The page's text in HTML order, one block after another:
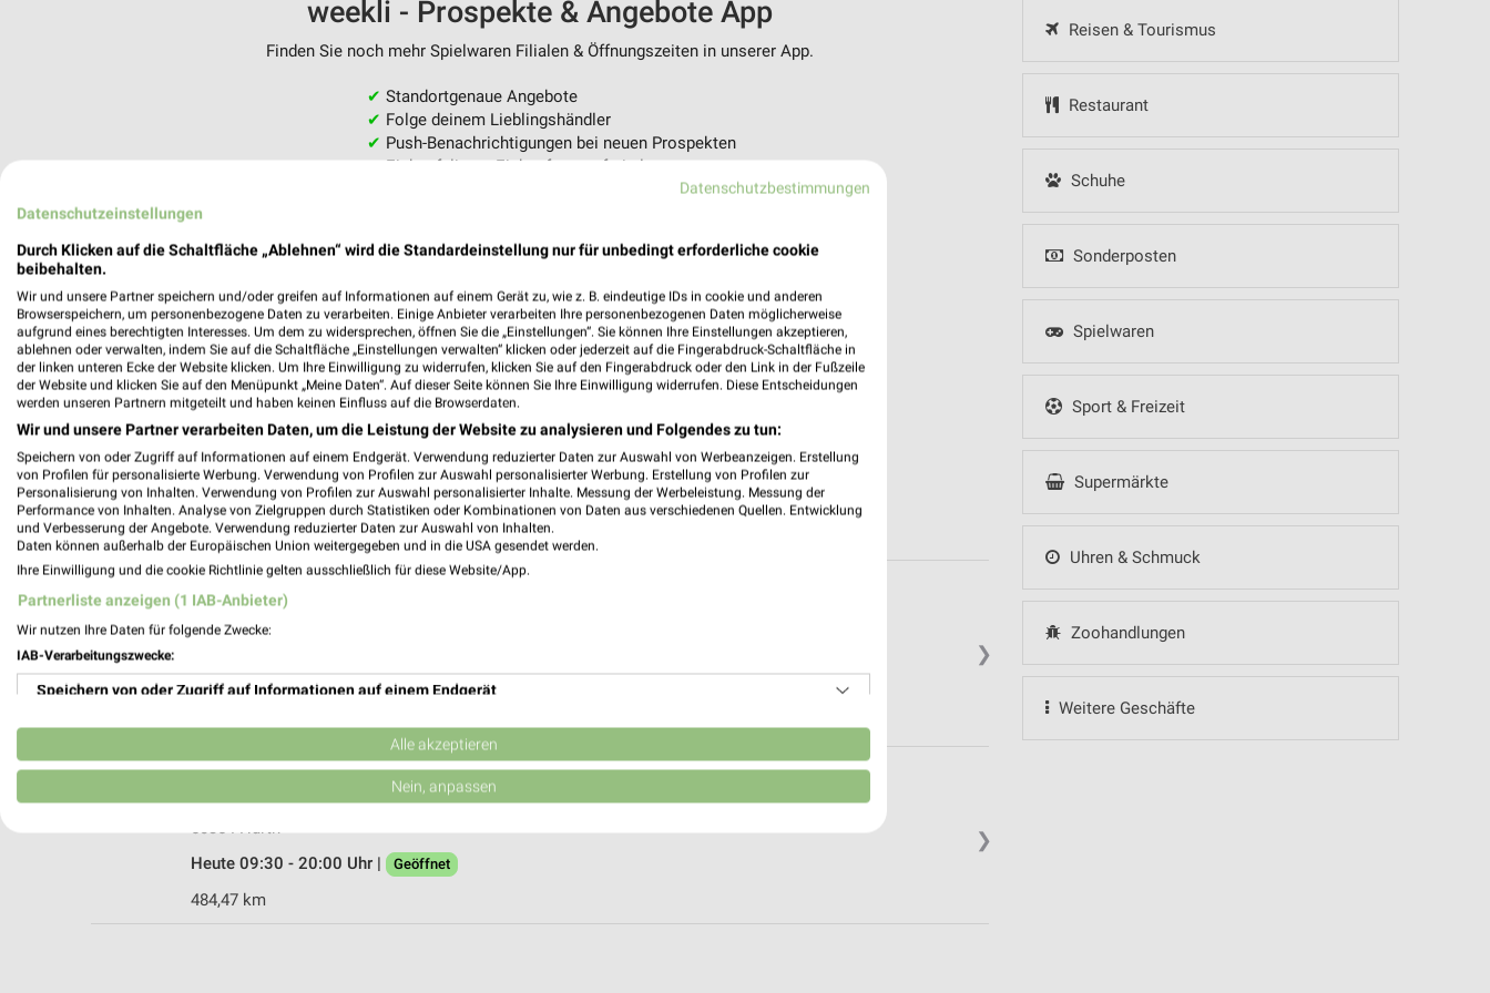
Reisen & Tourismus
Restaurant
Schuhe
Sonderposten
Spielwaren
Sport & Freizeit
Supermärkte
Uhren & Schmuck
Zoohandlungen
Weitere Geschäfte
weekli - Prospekte & Angebote App
Finden Sie noch mehr Spielwaren Filialen & Öffnungszeiten in unserer App.
✔ Standortgenaue Angebote
✔ Folge deinem Lieblingshändler
✔ Push-Benachrichtigungen bei neuen Prospekten
✔Einkaufsliste - Einkauf stressfrei planen
❯
Ernsting's family Köln
50858 Köln
Heute 09:30 - 20:00 Uhr | Geöffnet
❯
Hürth Park L022c 1
50354 Hürth
Heute 09:30 - 20:00 Uhr |
Geöffnet
484,47 km
Datenschutzbestimmungen
Datenschutzeinstellungen
Durch Klicken auf die Schaltfläche „Ablehnen“ wird die Standardeinstellung nur für unbedingt erforderliche cookie
beibehalten.
Wir und unsere Partner speichern und/oder greifen auf Informationen auf einem Gerät zu, wie z. B. eindeutige IDs in cookie und anderen
Browserspeichern, um personenbezogene Daten zu verarbeiten. Einige Anbieter verarbeiten Ihre personenbezogenen Daten möglicherweise
aufgrund eines berechtigten Interesses. Um dem zu widersprechen, öffnen Sie die „Einstellungen“. Sie können Ihre Einstellungen akzeptieren,
ablehnen oder verwalten, indem Sie auf die Schaltfläche „Einstellungen verwalten“ klicken oder jederzeit auf die Fingerabdruck-Schaltfläche in
der linken unteren Ecke der Website klicken. Um Ihre Einwilligung zu widerrufen, klicken Sie auf den Fingerabdruck oder den Link in der Fußzeile
der Website und klicken Sie auf den Menüpunkt „Meine Daten“. Auf dieser Seite können Sie Ihre Einwilligung widerrufen. Diese Entscheidungen
werden unseren Partnern mitgeteilt und haben keinen Einfluss auf die Browserdaten.
Wir und unsere Partner verarbeiten Daten, um die Leistung der Website zu analysieren und Folgendes zu tun:
Speichern von oder Zugriff auf Informationen auf einem Endgerät. Verwendung reduzierter Daten zur Auswahl von Werbeanzeigen. Erstellung
von Profilen für personalisierte Werbung. Verwendung von Profilen zur Auswahl personalisierter Werbung. Erstellung von Profilen zur
Personalisierung von Inhalten. Verwendung von Profilen zur Auswahl personalisierter Inhalte. Messung der Werbeleistung. Messung der
Performance von Inhalten. Analyse von Zielgruppen durch Statistiken oder Kombinationen von Daten aus verschiedenen Quellen. Entwicklung
und Verbesserung der Angebote. Verwendung reduzierter Daten zur Auswahl von Inhalten.
Daten können außerhalb der Europäischen Union weitergegeben und in die USA gesendet werden.
Ihre Einwilligung und die cookie Richtlinie gelten ausschließlich für diese Website/App.
Partnerliste anzeigen (1 IAB-Anbieter)
Wir nutzen Ihre Daten für folgende Zwecke:
IAB-Verarbeitungszwecke:
Speichern von oder Zugriff auf Informationen auf einem Endgerät
Verwendung reduzierter Daten zur Auswahl von Werbeanzeigen
Erstellung von Profilen für personalisierte Werbung
Erstellung von Profilen zur Personalisierung von Inhalten
Alle akzeptieren
Nein, anpassen